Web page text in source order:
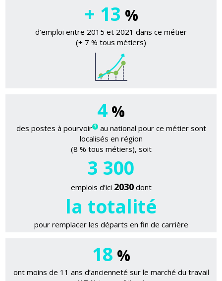
+ 13 %
d’emploi entre 2015 et 2021 dans ce métier
(+ 7 % tous métiers)
4 %
des postes à pourvoir au national pour ce métier sont
localisés en région
(8 % tous métiers), soit
3 300
emplois d’ici 2030dont
la totalité
pour remplacer les départs en fin de carrière
18 %
ont moins de 11 ans d’ancienneté sur le marché du travail